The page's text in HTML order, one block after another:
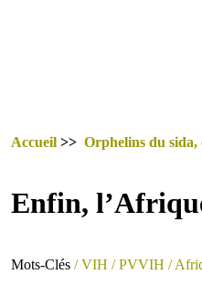
Accueil >> Orphelins du
Enfin,
Mots-Clés / VIH / PVVIH /